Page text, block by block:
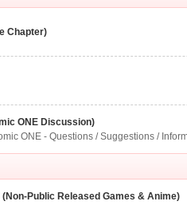
Chapter)
ONE Discussion)
ONE - Questions / Suggestions /
(Non-Public Released Games & Anime)